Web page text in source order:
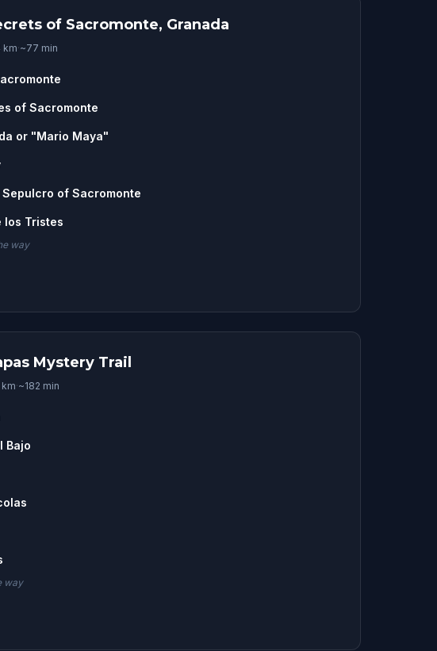
of Sacromonte, Granada
km·~77 min
of Sacromonte
or "Mario Maya"
of Sacromonte
los Tristes
way
Mystery Trail
km·~182 min
Bajo
way